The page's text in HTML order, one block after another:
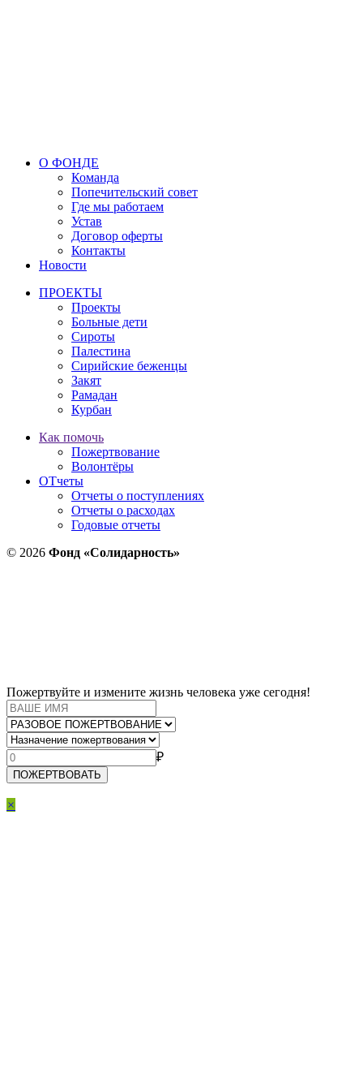
О ФОНДЕ
Команда
Попечительский совет
Где мы работаем
Устав
Договор оферты
Контакты
Новости
ПРОЕКТЫ
Проекты
Больные дети
Сироты
Палестина
Сирийские беженцы
Закят
Рамадан
Курбан
Как помочь
Пожертвование
Волонтёры
ОТчеты
Отчеты о поступлениях
Отчеты о расходах
Годовые отчеты
© 2026 Фонд «Солидарность»
Пожертвуйте и измените жизнь человека уже сегодня!
₽
ПОЖЕРТВОВАТЬ
×